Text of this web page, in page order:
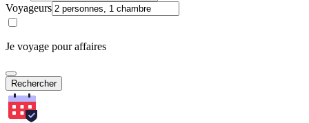
Voyageurs
Je voyage pour affaires
Rechercher